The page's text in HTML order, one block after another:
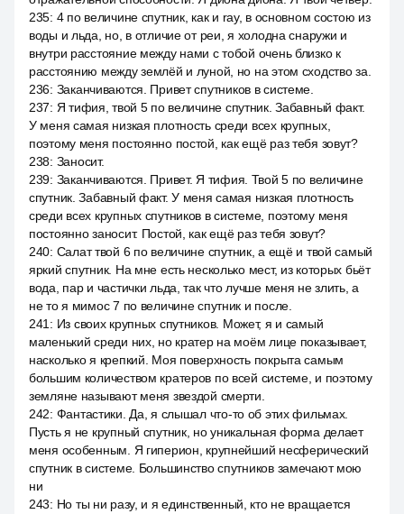
235: 4 по величине спутник, как и ray, в основном состою из
воды и льда, но, в отличие от реи, я холодна снаружи и
внутри расстояние между нами с тобой очень близко к
расстоянию между землёй и луной, но на этом сходство за.
236: Заканчиваются. Привет спутников в системе.
237: Я тифия, твой 5 по величине спутник. Забавный факт.
У меня самая низкая плотность среди всех крупных,
поэтому меня постоянно постой, как ещё раз тебя зовут?
238: Заносит.
239: Заканчиваются. Привет. Я тифия. Твой 5 по величине
спутник. Забавный факт. У меня самая низкая плотность
среди всех крупных спутников в системе, поэтому меня
постоянно заносит. Постой, как ещё раз тебя зовут?
240: Салат твой 6 по величине спутник, а ещё и твой самый
яркий спутник. На мне есть несколько мест, из которых бьёт
вода, пар и частички льда, так что лучше меня не злить, а
не то я мимос 7 по величине спутник и после.
241 : Из своих крупных спутников. Может, я и самый
маленький среди них, но кратер на моём лице показывает,
насколько я крепкий. Моя поверхность покрыта самым
большим количеством кратеров по всей системе, и поэтому
земляне называют меня звездой смерти.
242: Фантастики. Да, я слышал что-то об этих фильмах.
Пусть я не крупный спутник, но уникальная форма делает
меня особенным. Я гиперион, крупнейший несферический
спутник в системе. Большинство спутников замечают мою
ни
243: Но ты ни разу, и я единственный, кто не вращается